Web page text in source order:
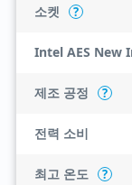
소켓 ?
제조 공정 ?
전력 소비
최고 온도 ?